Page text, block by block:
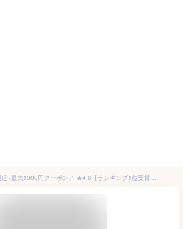
＼マラソン終了間近×最大1000円クーポン／ ★4.6【ランキング1位受賞】 浴衣 扇子 和装 夏用 [松寿庵] 網代柄 布扇子 夏扇 ゆかた 夏着物用 暑さ 熱中症 対策 おしゃれ 大人 メンズ 男性